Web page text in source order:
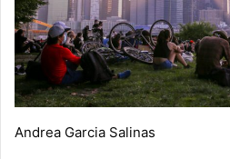
Andrea Garcia Salinas